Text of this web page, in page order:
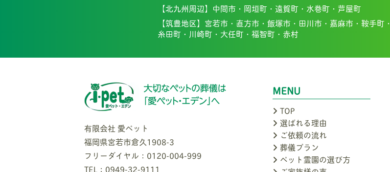
【北九州周辺】 中間市・ 岡垣町・ 遠賀町・ 水巻町・ 芦屋町
【筑豊地区】 宮若市・ 直方市・ 飯塚市・ 田川市・ 嘉麻市・ 鞍手町・
糸田町・ 川崎町・ 大任町・ 福智町・ 赤村
有限会社 愛ペット
福岡県宮若市倉久1908-3
フリーダイヤル：0120-004-999
TEL：0949-32-9111
MENU
TOP
選ばれる理由
ご依頼の流れ
葬儀プラン
ペット霊園の選び方